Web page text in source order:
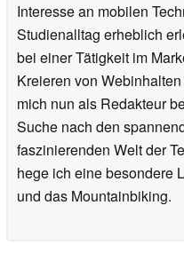
Interesse an mobilen
Studienalltag erheblich
bei einer Tätigkeit im
Kreieren von
mich nun als Redakteur
Suche nach den
faszinierenden Welt der
hege ich eine besondere
und das Mountainbiking.